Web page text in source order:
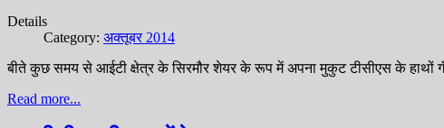
Details
Category: अक्तूबर 2014
बीते कुछ समय से आईटी क्षेत्र के सिरमौर शेयर के रूप में अपना मुकुट टीसीएस के हाथों
Read more...